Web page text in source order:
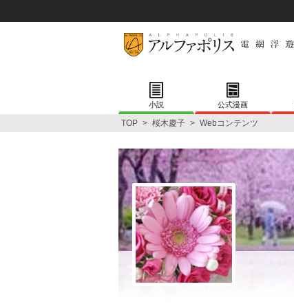
小説 公式漫画
TOP > 桜木慶子 > Webコンテンツ